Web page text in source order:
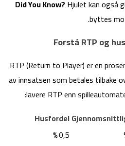
Did You Know? Hjulet kan også
byttes
RTP (Return to Player) er en
av innsatsen som betales tilbake
lavere RTP enn
Husfordel
0,5 %